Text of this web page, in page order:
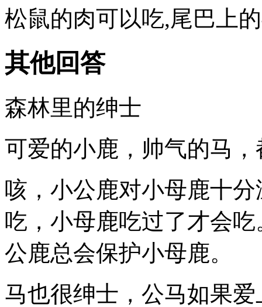
松鼠的肉可以吃,尾巴上
其他回答
森林里的绅士
可爱的小鹿，帅气的马
咳，小公鹿对小母鹿十
吃，小母鹿吃过了才会
公鹿总会保护小母鹿。
马也很绅士，公马如果